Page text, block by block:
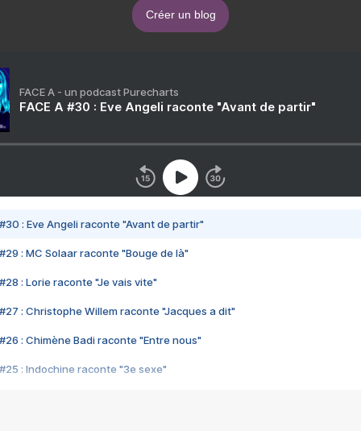
Créer un blog
FACE A - un podcast Purecharts
FACE A #30 : Eve Angeli raconte "Avant de partir"
#30 : Eve Angeli raconte "Avant de partir"
#29 : MC Solaar raconte "Bouge de là"
#28 : Lorie raconte "Je vais vite"
#27 : Christophe Willem raconte "Jacques a dit"
#26 : Chimène Badi raconte "Entre nous"
#25 : Indochine raconte "3e sexe"